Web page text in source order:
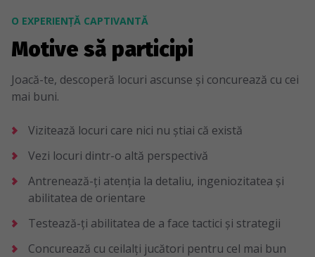
O EXPERIENȚĂ CAPTIVANTĂ
Motive să participi
Joacă-te, descoperă locuri ascunse și concurează cu cei
mai buni.
Vizitează locuri care nici nu știai că există
Vezi locuri dintr-o altă perspectivă
Antrenează-ți atenția la detaliu, ingeniozitatea și
abilitatea de orientare
Testează-ți abilitatea de a face tactici și strategii
Concurează cu ceilalți jucători pentru cel mai bun